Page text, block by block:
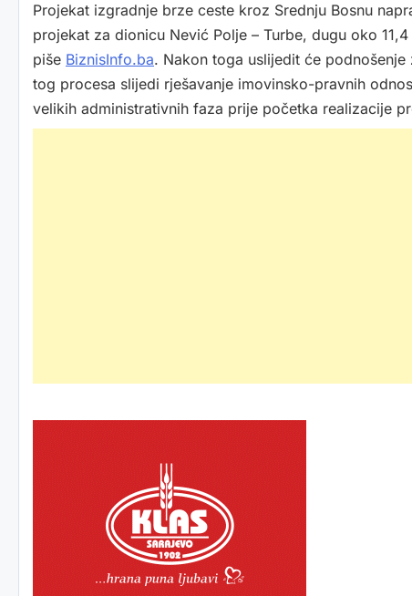
Projekat izgradnje brze ceste kroz Srednju Bosnu
projekat za dionicu Nević Polje – Turbe, dugu oko
piše BiznisInfo.ba. Nakon toga uslijedit će
tog procesa slijedi rješavanje imovinsko-pravnih
velikih administrativnih faza prije početka realizacije